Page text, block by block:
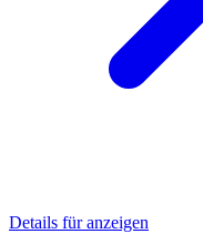
Details für anzeigen